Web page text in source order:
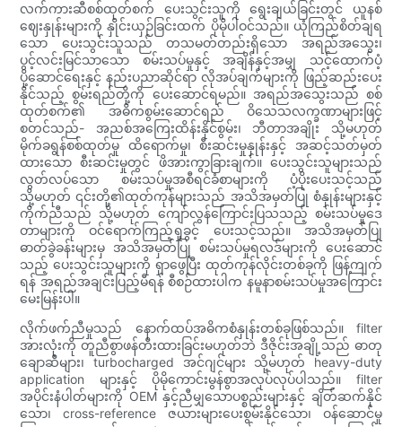
လက်ကားဆီစစ်ထုတ်စက် ပေးသွင်းသူကို ရွေးချယ်ခြင်းတွင် ယူနစ်
ဈေးနှုန်းများကို နှိုင်းယှဉ်ခြင်းထက် ပိုမိုပါဝင်သည်။ ယုံကြည်စိတ်ချရ
သော ပေးသွင်းသူသည် တသမတ်တည်းရှိသော အရည်အသွေး၊
ပွင့်လင်းမြင်သာသော စမ်းသပ်မှုနှင့် အချိန်နှင့်အမျှ သင့်ထောက်ပံ့
ပို့ဆောင်ရေးနှင့် နည်းပညာဆိုင်ရာ လိုအပ်ချက်များကို ဖြည့်ဆည်းပေး
နိုင်သည့် စွမ်းရည်တို့ကို ပေးဆောင်ရမည်။ အရည်အသွေးသည် စစ်
ထုတ်စက်၏ အဓိကစွမ်းဆောင်ရည် ဝိသေသလက္ခဏာများဖြင့်
စတင်သည်- အညစ်အကြေးထိန်းနိုင်စွမ်း၊ ဘီတာအချိုး သို့မဟုတ်
မိုက်ခရွန်စစ်ထုတ်မှု ထိရောက်မှု၊ စီးဆင်းမှုနှုန်းနှင့် အဆင့်သတ်မှတ်
ထားသော စီးဆင်းမှုတွင် ဖိအားကွာခြားချက်။ ပေးသွင်းသူများသည်
လွတ်လပ်သော စမ်းသပ်မှုအစီရင်ခံစာများကို ပံ့ပိုးပေးသင့်သည်
သို့မဟုတ် ၎င်းတို့၏ထုတ်ကုန်များသည် အသိအမှတ်ပြု စံနှုန်းများနှင့်
ကိုက်ညီသည် သို့မဟုတ် ကျော်လွန်ကြောင်းပြသသည့် စမ်းသပ်မှုဒေ
တာများကို ဝင်ရောက်ကြည့်ရှုခွင့် ပေးသင့်သည်။ အသိအမှတ်ပြု
ဓာတ်ခွဲခန်းများမှ အသိအမှတ်ပြု စမ်းသပ်မှုရလဒ်များကို ပေးဆောင်
သည့် ပေးသွင်းသူများကို ရှာဖွေပြီး ထုတ်ကုန်လိုင်းတစ်ခုကို ဖြန့်ကျက်
ရန် အရည်အချင်းပြည့်မီရန် စီစဉ်ထားပါက နမူနာစမ်းသပ်မှုအကြောင်း
မေးမြန်းပါ။
လိုက်ဖက်ညီမှုသည် နောက်ထပ်အဓိကစံနှုန်းတစ်ခုဖြစ်သည်။ filter
အားလုံးကို တူညီစွာဖန်တီးထားခြင်းမဟုတ်ဘဲ ဒီဇိုင်းအချို့သည် ဓာတု
ချောဆီများ၊ turbocharged အင်ဂျင်များ သို့မဟုတ် heavy-duty
application များနှင့် ပိုမိုကောင်းမွန်စွာအလုပ်လုပ်ပါသည်။ filter
အပိုင်းနံပါတ်များကို OEM နှင့်ညီမျှသောပစ္စည်းများနှင့် ချိတ်ဆက်နိုင်
သော၊ cross-reference ဇယားများပေးစွမ်းနိုင်သော၊ ဝန်ဆောင်မှု